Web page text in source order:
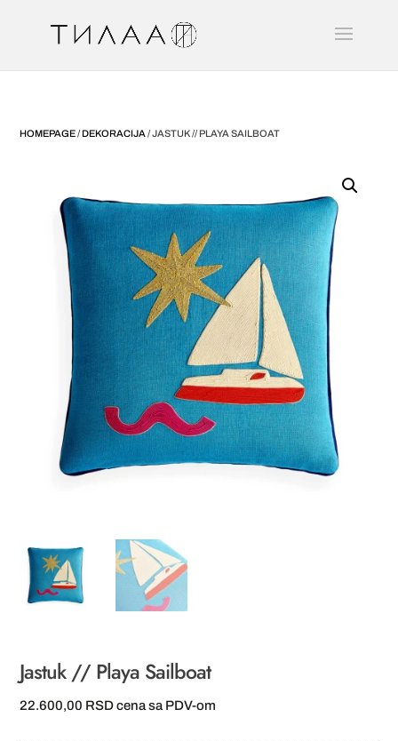
HOMEPAGE/DEKORACIJA / JASTUK // PLAYA SAILBOAT
Jastuk // Playa Sailboat
22.600,00 RSD cena sa PDV-om